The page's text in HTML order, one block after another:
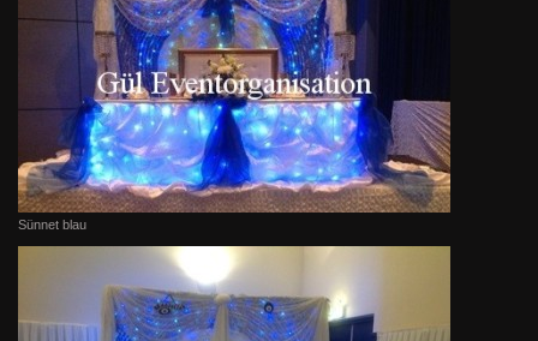
Sünnet blau